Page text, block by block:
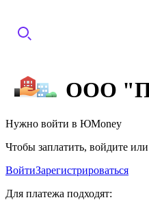
ООО
Нужно войти в ЮMoney
Чтобы заплатить, войдите
ВойтиЗарегистрироваться
Для платежа подходят: